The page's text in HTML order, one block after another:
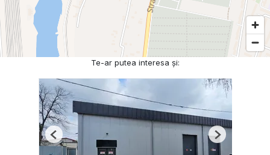
Te-ar putea interesa și:
Previous Next